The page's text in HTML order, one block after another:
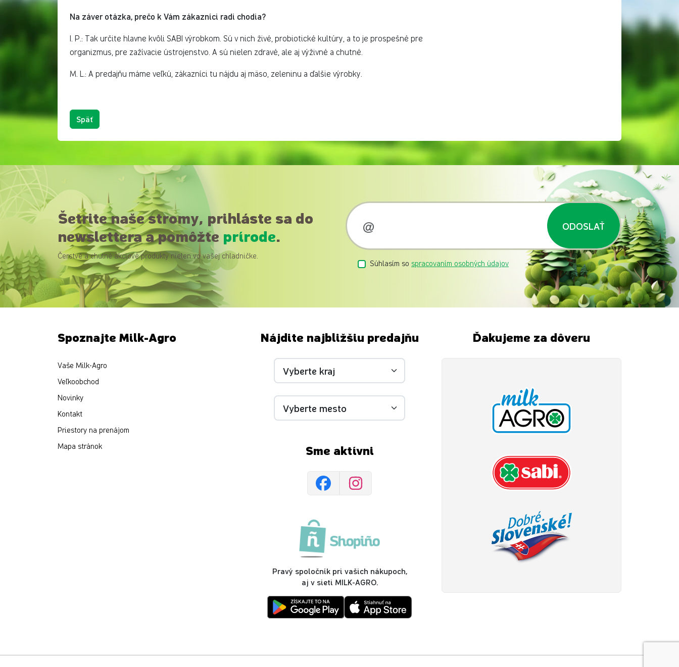
Na záver otázka, prečo k Vám zákazníci radi chodia?
I. P.: Tak určite hlavne kvôli SABI výrobkom. Sú v nich živé, probiotické kultúry, a to je prospešné pre
organizmus, pre zažívacie ústrojenstvo. A sú nielen zdravé, ale aj výživné a chutné.
M. L.: A predajňu máme veľkú, zákazníci tu nájdu aj mäso, zeleninu a ďalšie výrobky.
Späť
Šetrite naše stromy, prihláste sa do
newslettera a pomôžte prírode.
Čerstvé a chutné akciové produkty nielen vo vašej chladničke.
ODOSLAŤ
Súhlasím so spracovaním osobných údajov
Spoznajte Milk-Agro
Vaše Milk-Agro
Veľkoobchod
Novinky
Kontakt
Priestory na prenájom
Mapa stránok
Nájdite najbližšiu predajňu
Sme aktívni
Pravý spoločník pri vašich nákupoch,
aj v sieti MILK-AGRO.
Ďakujeme za dôveru